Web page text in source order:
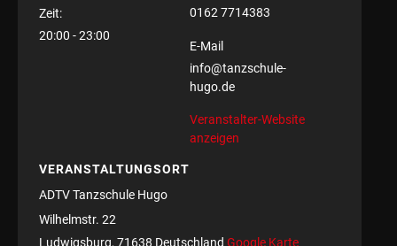
Zeit:
20:00 - 23:00
VERANSTALTUNGSORT
ADTV Tanzschule Hugo
Wilhelmstr. 22
Ludwigsburg, 71638 Deutschland Google Karte
0162 7714383
E-Mail
info@tanzschule-
hugo.de
Veranstalter-Website
anzeigen